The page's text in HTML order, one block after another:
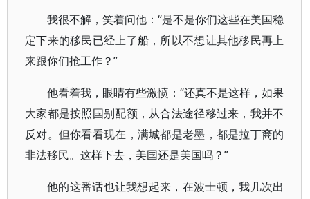
我很不解，笑着问他：“是不是你们这些在美国稳
定下来的移民已经上了船，所以不想让其他移民再上
来跟你们抢工作？”
他看着我，眼睛有些激愤：“还真不是这样，如果
大家都是按照国别配额，从合法途径移过来，我并不
反对。但你看看现在，满城都是老墨，都是拉丁裔的
非法移民。这样下去，美国还是美国吗？”
他的这番话也让我想起来，在波士顿，我几次出